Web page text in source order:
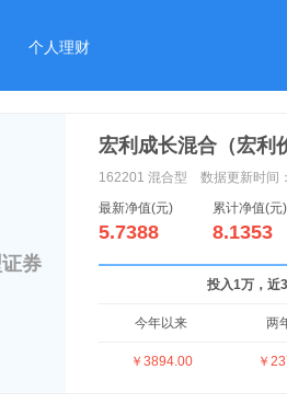
个人理财
券
宏利成长混合（宏利
162201 混合型
数据更新时间
最新净值(元)
累计净值(元)
5.7388 8.1353
投入1万，近
今年以来 两
￥3894.00 ￥